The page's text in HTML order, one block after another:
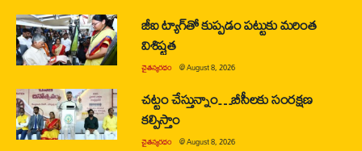
జీఐ ట్యాగ్‌తో కుప్పడం పట్టుకు మరింత
విశిష్టత
చైతన్యరధం @August 8, 2026
చట్టం చేస్తున్నాం…బీసీలకు సంరక్షణ
కల్పిస్తాం
చైతన్యరధం @August 8, 2026